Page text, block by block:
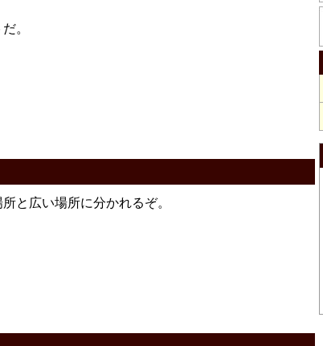
。
と広い場所に分かれるぞ。